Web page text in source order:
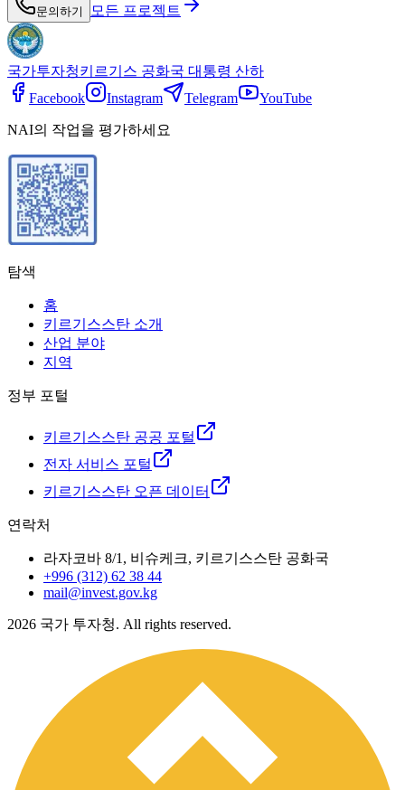
문의하기 모든 프로젝트
국가투자청키르기스 공화국 대통령 산하
Facebook
Instagram Telegram YouTube
NAI의 작업을 평가하세요
탐색
홈
키르기스스탄 소개
산업 분야
지역
정부 포털
키르기스스탄 공공 포털
전자 서비스 포털
키르기스스탄 오픈 데이터
연락처
라자코바 8/1, 비슈케크, 키르기스스탄 공화국
+996 (312) 62 38 44
mail@invest.gov.kg
2026 국가 투자청. All rights reserved.